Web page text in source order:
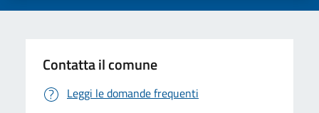
Contatta il comune
Leggi le domande frequenti